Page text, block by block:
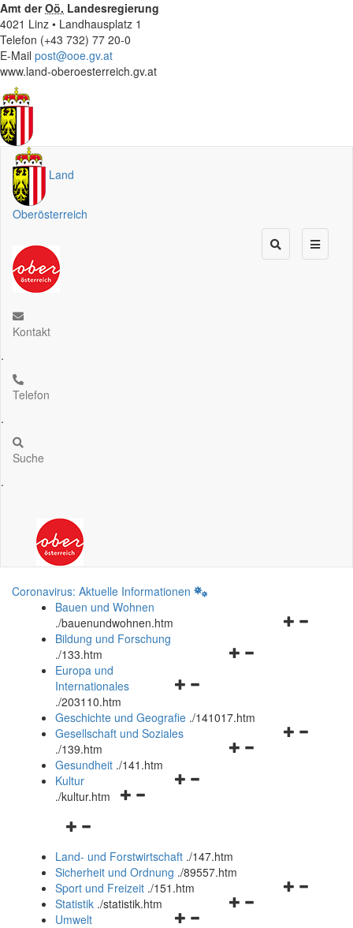
Amt derOö. Landesregierung
4021 Linz • Landhausplatz 1
Telefon (+43 732) 77 20-0
E-Mail post@ooe.gv.at
www.land-oberoesterreich.gv.at
Land
Oberösterreich
Kontakt
.
Telefon
.
Suche
.
Coronavirus: Aktuelle Informationen
Bauen und Wohnen
./bauenundwohnen.htm
Navigationsmenü
Bildung und Forschung
./133.htm
Navigationsmenü
und
schließen
Europa und
Internationales
./203110.htm
Geschichte und Geografie ./141017.htm
Navigationsmenü
Gesellschaft und Soziales
./139.htm
Navigationsmenü
Gesundheit ./141.htm
Navigationsmenü
Kultur
./kultur.htm
Navigationsmenü
und
schließen
Land- und Forstwirtschaft ./147.htm
Sicherheit und Ordnung ./89557.htm
Navigationsmenü
Sport und Freizeit ./151.htm
Navigationsmenü
Statistik ./statistik.htm
Umwelt